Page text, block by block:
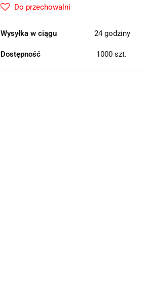
Do przechowalni
Wysyłka w ciągu 24 godziny
Dostępność 1000 szt.